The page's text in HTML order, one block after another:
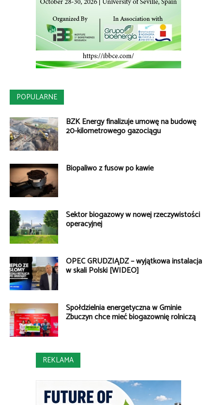
POPULARNE
BZK Energy finalizuje umowę na budowę
20-kilometrowego gazociągu
Biopaliwo z fusów po kawie
Sektor biogazowy w nowej rzeczywistości
operacyjnej
OPEC GRUDZIĄDZ – wyjątkowa instalacja
w skali Polski [WIDEO]
Spółdzielnia energetyczna w Gminie
Zbuczyn chce mieć biogazownię rolniczą
REKLAMA